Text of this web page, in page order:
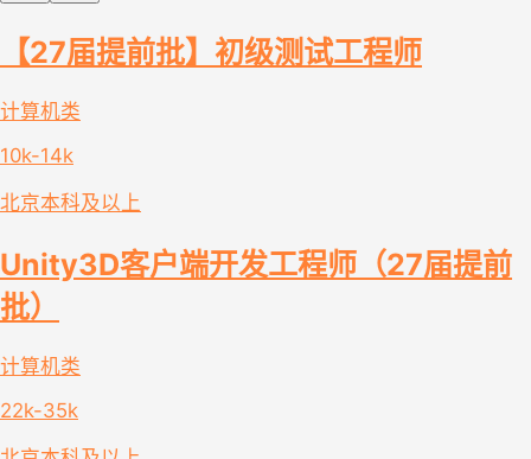
【27届提前批】初级测试工程师
计算机类
10k-14k
北京本科及以上
Unity3D客户端开发工程师（27届提前
批）
计算机类
22k-35k